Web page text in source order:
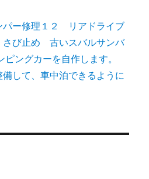
パー修理１２ リアドライブ
さび止め 古いスバルサンバ
ングカーを自作します。
備して、車中泊できるように